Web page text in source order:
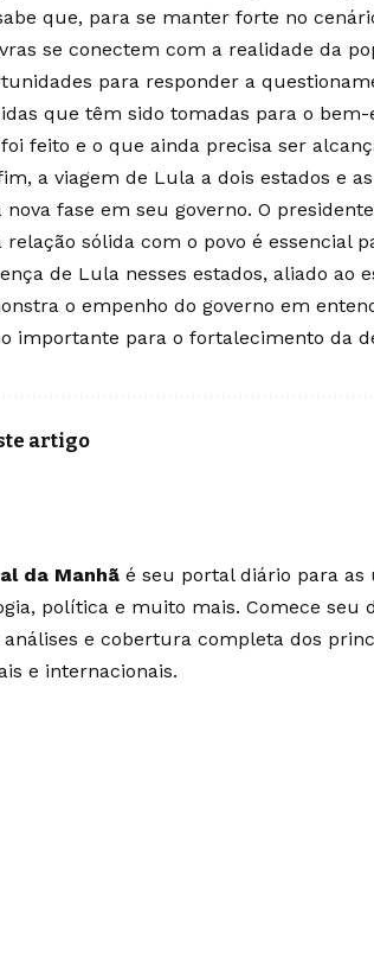
que, para se manter forte no
se conectem com a realidade da
para responder a
que têm sido tomadas para o
feito e o que ainda precisa ser
a viagem de Lula a dois estados e
nova fase em seu governo. O
relação sólida com o povo é essencial
de Lula nesses estados, aliado
o empenho do governo em
importante para o fortalecimento da
artigo
da Manhãé seu portal diário para as
política e muito mais. Comece seu
análises e cobertura completa dos
e internacionais.